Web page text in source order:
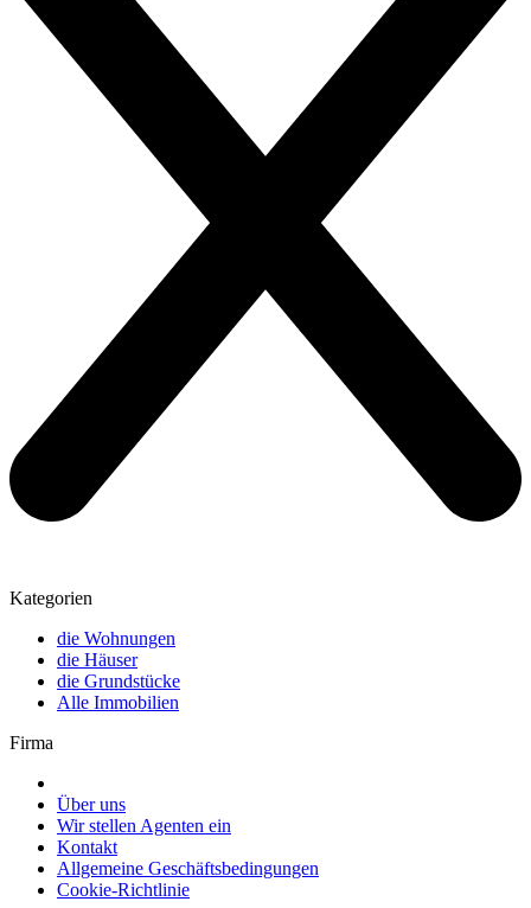
Kategorien
die Wohnungen
die Häuser
die Grundstücke
Alle Immobilien
Firma
Über uns
Wir stellen Agenten ein
Kontakt
Allgemeine Geschäftsbedingungen
Cookie-Richtlinie